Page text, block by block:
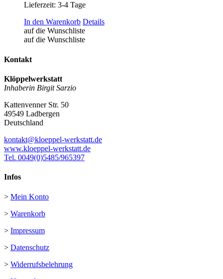
Lieferzeit: 3-4 Tage
In den Warenkorb Details
auf die Wunschliste
auf die Wunschliste
Kontakt
Klöppelwerkstatt
Inhaberin Birgit Sarzio
Kattenvenner Str. 50
49549 Ladbergen
Deutschland
kontakt@kloeppel-werkstatt.de
www.kloeppel-werkstatt.de
Tel. 0049(0)5485/965397
Infos
> Mein Konto
> Warenkorb
> Impressum
> Datenschutz
> Widerrufsbelehrung